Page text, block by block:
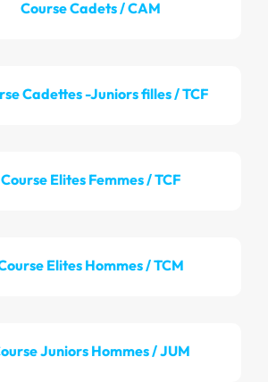
Course Cadets / CAM
Cadettes -Juniors filles / TCF
Course Elites Femmes / TCF
Elites Hommes / TCM
Juniors Hommes / JUM